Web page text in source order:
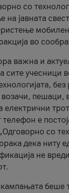
со
на јавната
во
важна и
сите учесници
возачи, пешаци,
електрични
е
со
дека ниту
не
беше